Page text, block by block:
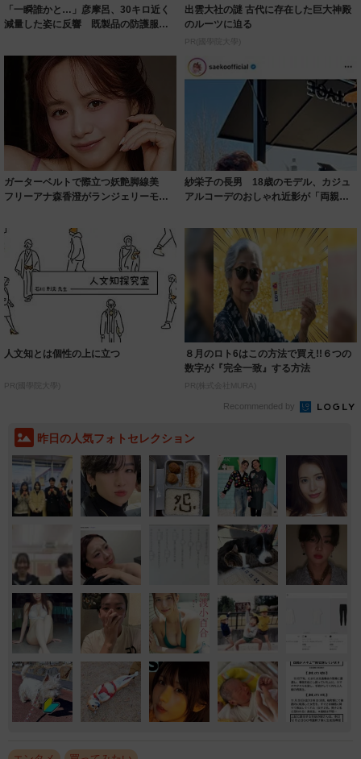
「一瞬誰かと…」彦摩呂、30キロ近く
減量した姿に反響 既製品の防護服が
出雲大社の謎 古代に存在した巨大神殿
のルーツに迫る
PR(國學院大學)
ガーターベルトで際立つ妖艶脚線美
フリーアナ森香澄がランジェリーモデ
紗栄子の長男 18歳のモデル、カジュ
アルコーデのおしゃれ近影が「両親の
人文知とは個性の上に立つ
PR(國學院大學)
８月のロト6はこの方法で買え!!６つの
数字が『完全一致』する方法
PR(株式会社MURA)
Recommended by
昨日の人気フォトセレクション